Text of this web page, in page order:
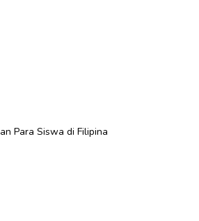
Para Siswa di Filipina